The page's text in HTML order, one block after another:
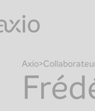
to
content
Axio